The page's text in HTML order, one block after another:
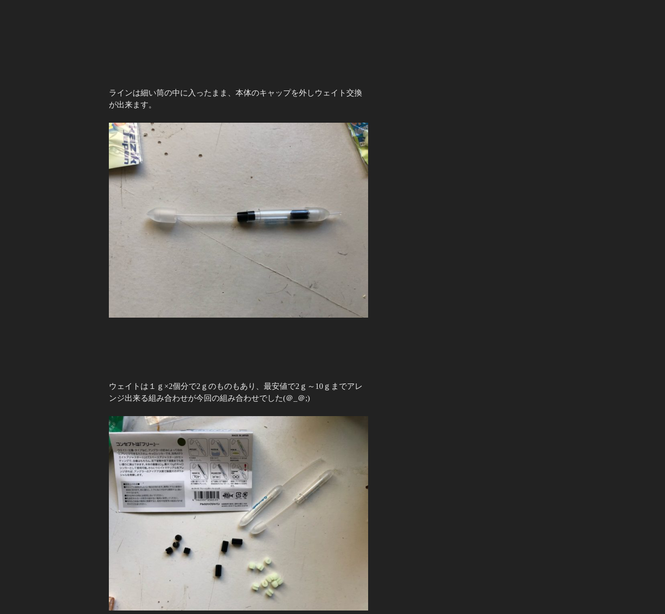
ラインは細い筒の中に入ったまま、本体のキャップを外しウェイト交換
が出来ます。
ウェイトは１ｇ×2個分で2ｇのものもあり、最安値で2ｇ～10ｇまでアレ
ンジ出来る組み合わせが今回の組み合わせでした(＠_＠;)